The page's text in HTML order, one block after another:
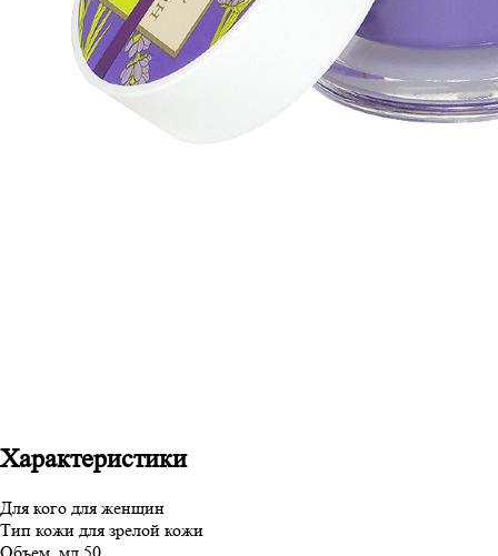
Характеристики
Для кого для женщин
Тип кожи для зрелой кожи
Объем, мл 50